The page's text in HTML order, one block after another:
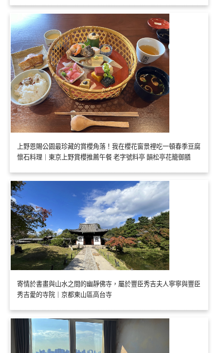
上野恩賜公園最珍藏的賞櫻角落！我在櫻花窗景裡吃一頓春季豆腐
懷石料理｜東京上野賞櫻推薦午餐 老字號料亭 韻松亭花籠御膳
寄情於書畫與山水之間的幽靜佛寺，屬於豐臣秀吉夫人寧寧與豐臣
秀吉愛的寺院｜京都東山區高台寺